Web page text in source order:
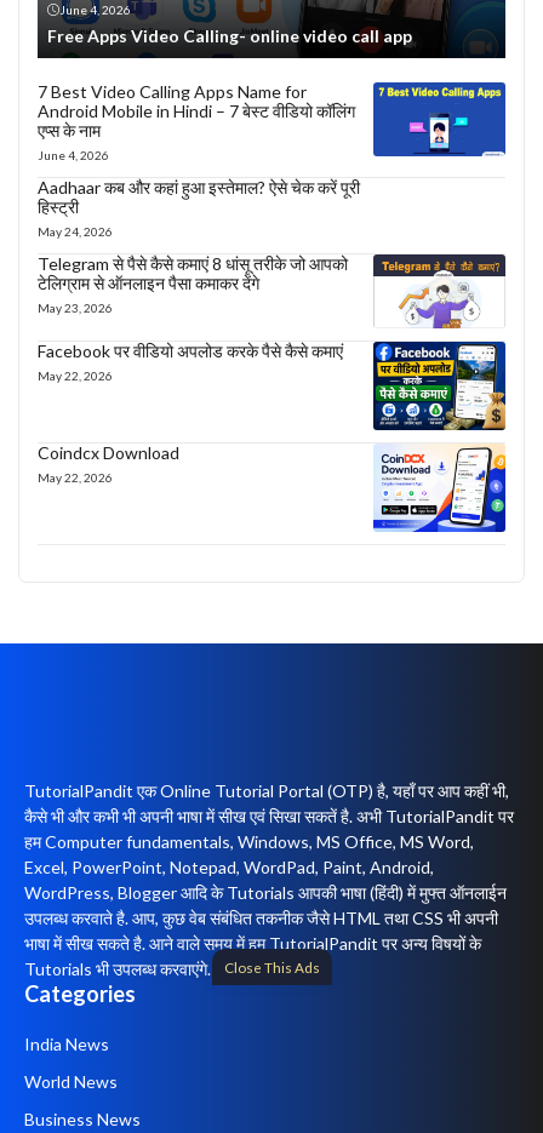
Close This Ads
June 4, 2026
Free Apps Video Calling- online video call app
7 Best Video Calling Apps Name for
Android Mobile in Hindi – 7 बेस्ट वीडियो कॉलिंग
एप्स के नाम
June 4, 2026
Aadhaar कब और कहां हुआ इस्तेमाल? ऐसे चेक करें पूरी
हिस्ट्री
May 24, 2026
Telegram से पैसे कैसे कमाएं 8 धांसू तरीके जो आपको
टेलिग्राम से ऑनलाइन पैसा कमाकर देंगे
May 23, 2026
Facebook पर वीडियो अपलोड करके पैसे कैसे कमाएं
May 22, 2026
Coindcx Download
May 22, 2026
TutorialPandit एक Online Tutorial Portal (OTP) है, यहाँ पर आप कहीं भी,
कैसे भी और कभी भी अपनी भाषा में सीख एवं सिखा सकतें है. अभी TutorialPandit पर
हम Computer fundamentals, Windows, MS Office, MS Word,
Excel, PowerPoint, Notepad, WordPad, Paint, Android,
WordPress, Blogger आदि के Tutorials आपकी भाषा (हिंदी) में मुफ्त ऑनलाईन
उपलब्ध करवाते है. आप, कुछ वेब संबंधित तकनीक जैसे HTML तथा CSS भी अपनी
भाषा में सीख सकते है. आने वाले समय में हम TutorialPandit पर अन्य विषयों के
Tutorials भी उपलब्ध करवाएंगे.
Categories
India News
World News
Business News